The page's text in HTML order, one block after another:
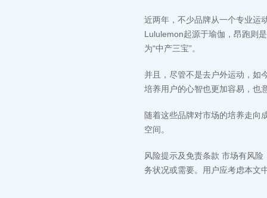
近两年，不少品牌从一个专业运
Lululemon起源于瑜伽，昂跑则
为“中产三宝”。
并且，尽管不是去户外运动，如
培养用户的心智也更加容易，也
随着这些品牌对市场的培养走向
空间。
风险提示及免责条款 市场有风
务状况或需要。用户应考虑本文